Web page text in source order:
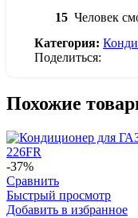
15 Человек
Категория:
Поделиться:
Похожие
-37%
Сравнить
Быстрый просмотр
Добавить в избранное